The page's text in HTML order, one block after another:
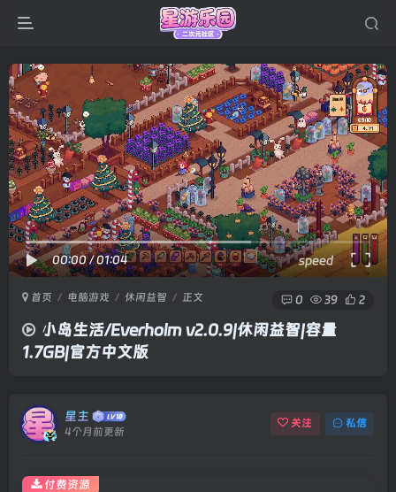
00:00/01:04 speed
首页 电脑游戏 休闲益智 正文 0 39 2
小岛生活/Everholm v2.0.9|休闲益智|容量
1.7GB|官方中文版
星主
4个月前更新
关注 私信
付费资源